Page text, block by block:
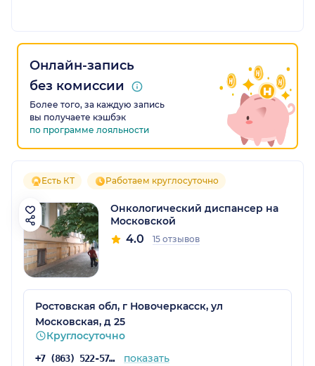
Онлайн-запись
без комиссии
Более того, за каждую запись
вы получаете кэшбэк
по программе лояльности
Есть КТ Работаем круглосуточно
Онкологический диспансер на
Московской
4.0 15 отзывов
Ростовская обл, г Новочеркасск, ул
Московская, д 25
Круглосуточно
+7 (863) 522-57-01 показать